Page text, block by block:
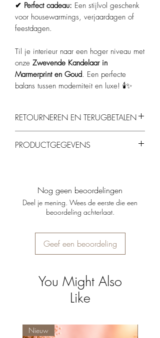
✔ Perfect cadeau: Een stijlvol geschenk
voor housewarmings, verjaardagen of
feestdagen.
Til je interieur naar een hoger niveau met
onze Zwevende Kandelaar in
Marmerprint en Goud. Een perfecte
balans tussen moderniteit en luxe! 🕯️✨
RETOURNEREN EN TERUGBETALEN
retourneren, mits ze ongebruikt en in de
PRODUCTGEGEVENS
Marmerprint (grijs, bruin) en goud.
Afmetingen:16 x 16 x 9 cm.
Gebruik:Geschikt voor standaard
dinerkaarsen.
Nog geen beoordelingen
Deel je mening. Wees de eerste die een
beoordeling achterlaat.
Geef een beoordeling
You Might Also
Like
Nieuw